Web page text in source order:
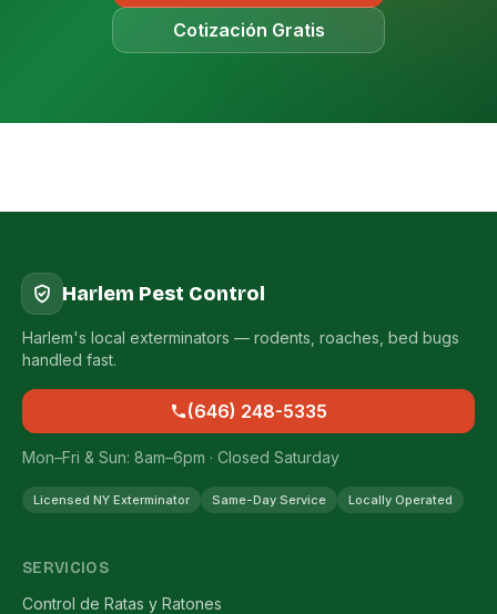
Cotización Gratis
Harlem Pest Control
Harlem's local exterminators — rodents, roaches, bed bugs
handled fast.
(646) 248-5335
Mon–Fri & Sun: 8am–6pm · Closed Saturday
Licensed NY Exterminator Same-Day Service Locally Operated
SERVICIOS
Control de Ratas y Ratones